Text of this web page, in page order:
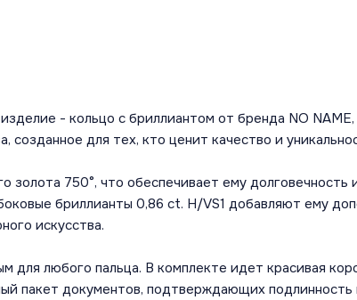
- кольцо с бриллиантом от бренда NO
созданное для тех, кто ценит качество и
золота 750°, что обеспечивает ему
бриллианты 0,86 ct. H/VS1 добавляют ему
искусства.
для любого пальца. В комплекте идет красивая
пакет документов, подтверждающих